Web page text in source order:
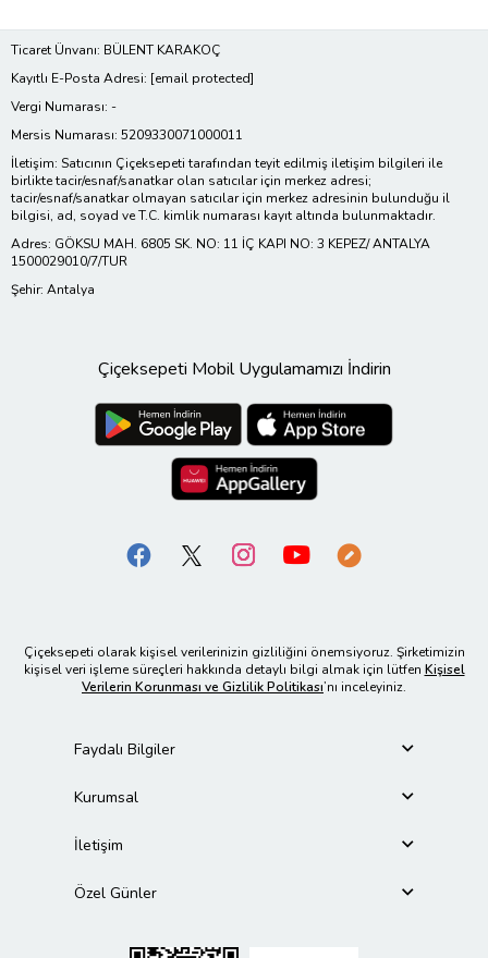
Ticaret Ünvanı: BÜLENT KARAKOÇ
Kayıtlı E-Posta Adresi: [email protected]
Vergi Numarası: -
Mersis Numarası: 5209330071000011
İletişim: Satıcının Çiçeksepeti tarafından teyit edilmiş iletişim bilgileri ile
birlikte tacir/esnaf/sanatkar olan satıcılar için merkez adresi;
tacir/esnaf/sanatkar olmayan satıcılar için merkez adresinin bulunduğu il
bilgisi, ad, soyad ve T.C. kimlik numarası kayıt altında bulunmaktadır.
Adres: GÖKSU MAH. 6805 SK. NO: 11 İÇ KAPI NO: 3 KEPEZ/ ANTALYA
1500029010/7/TUR
Şehir: Antalya
Çiçeksepeti Mobil Uygulamamızı İndirin
Çiçeksepeti olarak kişisel verilerinizin gizliliğini önemsiyoruz. Şirketimizin
kişisel veri işleme süreçleri hakkında detaylı bilgi almak için lütfen Kişisel
Verilerin Korunması ve Gizlilik Politikası’nı inceleyiniz.
Faydalı Bilgiler
Kurumsal
İletişim
Özel Günler